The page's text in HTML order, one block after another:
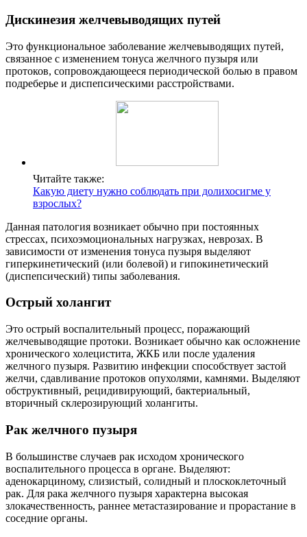
Дискинезия желчевыводящих путей
Это функциональное заболевание желчевыводящих путей,
связанное с изменением тонуса желчного пузыря или
протоков, сопровождающееся периодической болью в правом
подреберье и диспепсическими расстройствами.
Читайте также:
Какую диету нужно соблюдать при долихосигме у
взрослых?
Данная патология возникает обычно при постоянных
стрессах, психоэмоциональных нагрузках, неврозах. В
зависимости от изменения тонуса пузыря выделяют
гиперкинетический (или болевой) и гипокинетический
(диспепсический) типы заболевания.
Острый холангит
Это острый воспалительный процесс, поражающий
желчевыводящие протоки. Возникает обычно как осложнение
хронического холецистита, ЖКБ или после удаления
желчного пузыря. Развитию инфекции способствует застой
желчи, сдавливание протоков опухолями, камнями. Выделяют
обструктивный, рецидивирующий, бактериальный,
вторичный склерозирующий холангиты.
Рак желчного пузыря
В большинстве случаев рак исходом хронического
воспалительного процесса в органе. Выделяют:
аденокарциному, слизистый, солидный и плоскоклеточный
рак. Для рака желчного пузыря характерна высокая
злокачественность, раннее метастазирование и прорастание в
соседние органы.